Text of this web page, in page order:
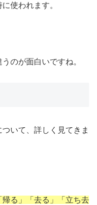
使われます。
のが面白いですね。
ついて、詳しく見てきま
帰る」「去る」「立ち去